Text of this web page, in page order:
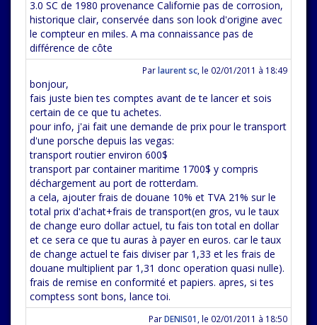
3.0 SC de 1980 provenance Californie pas de corrosion,
historique clair, conservée dans son look d'origine avec
le compteur en miles. A ma connaissance pas de
différence de côte
Parlaurent sc le 02/01/2011 à 18:49
bonjour,
fais juste bien tes comptes avant de te lancer et sois
certain de ce que tu achetes.
pour info, j'ai fait une demande de prix pour le transport
d'une porsche depuis las vegas:
transport routier environ 600$
transport par container maritime 1700$ y compris
déchargement au port de rotterdam.
a cela, ajouter frais de douane 10% et TVA 21% sur le
total prix d'achat+frais de transport(en gros, vu le taux
de change euro dollar actuel, tu fais ton total en dollar
et ce sera ce que tu auras à payer en euros. car le taux
de change actuel te fais diviser par 1,33 et les frais de
douane multiplient par 1,31 donc operation quasi nulle).
frais de remise en conformité et papiers. apres, si tes
comptess sont bons, lance toi.
ParDENIS01 le 02/01/2011 à 18:50